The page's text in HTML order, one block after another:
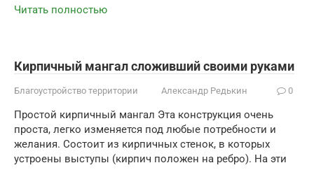
Читать полностью
Кирпичный мангал сложивший своими руками
Благоустройство территории Александр Редькин 0
Простой кирпичный мангал Эта конструкция очень
проста, легко изменяется под любые потребности и
желания. Состоит из кирпичных стенок, в которых
устроены выступы (кирпич положен на ребро). На эти